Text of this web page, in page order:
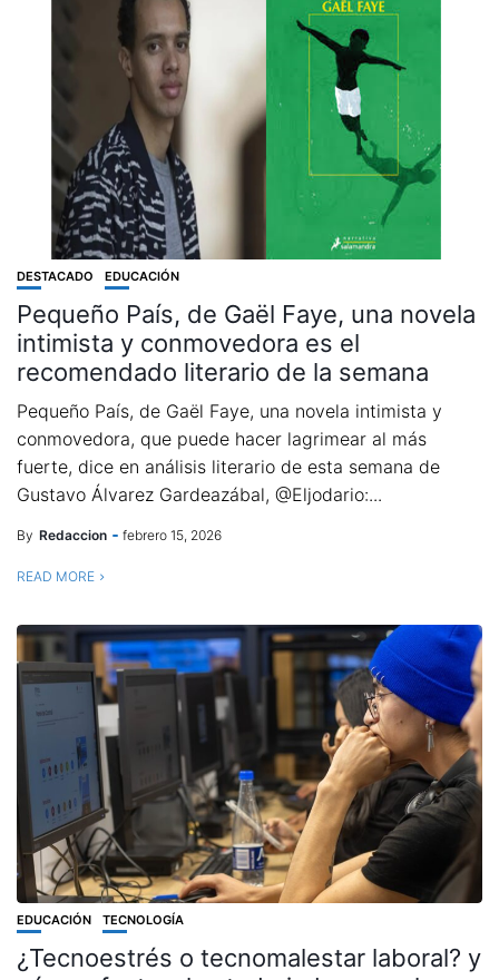
DESTACADO EDUCACIÓN
Pequeño País, de Gaël Faye, una novela
intimista y conmovedora es el
recomendado literario de la semana
Pequeño País, de Gaël Faye, una novela intimista y
conmovedora, que puede hacer lagrimear al más
fuerte, dice en análisis literario de esta semana de
Gustavo Álvarez Gardeazábal, @Eljodario:...
By Redaccion febrero 15, 2026
READ MORE
EDUCACIÓN TECNOLOGÍA
¿Tecnoestrés o tecnomalestar laboral? y